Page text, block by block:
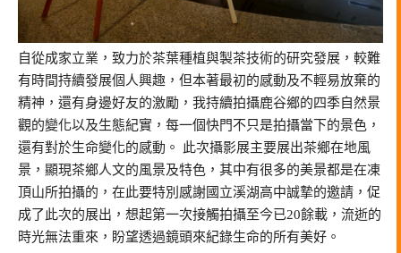
自從成家立業，致力於茶葉種植與製茶技術的研究發展，較難
有時間持續發展個人興趣，但本著最初的感動及不輕易放棄的
精神，還有身邊好友的激勵，我持續拍攝鹿谷鄉的四季自然景
觀的變化以及生態紀實，每一個快門不只是拍攝當下的景色，
還有對於生命變化的感動。 此次攝影展主要展出茶鄉在地風
景，顯現茶鄉人文的風景及特色，其中有很多的美景都是在凍
頂山所拍攝的，在此要特別感謝國立溪湖高中誠摯的邀請，促
成了此次的展出，想起第一次接觸拍攝至今已20餘載，流逝的
時光無法重來，盼望透過鏡頭來紀錄生命的所有美好。